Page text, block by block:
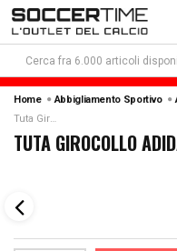
Home Abbigliamento Sportivo
Tuta Girocollo Adidas Nera
TUTA GIROCOLLO